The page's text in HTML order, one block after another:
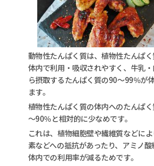
動物性たんぱく質は、植物性たんぱ
体内で利用・吸収されやすく、牛乳
ら摂取するたんぱく質の90～99％が
ます。
植物性たんぱく質の体内へのたんぱ
～90％と相対的に少なめです。
これは、植物細胞壁や繊維質などに
素などへの抵抗があったり、アミノ
体内での利用率が減るためです。